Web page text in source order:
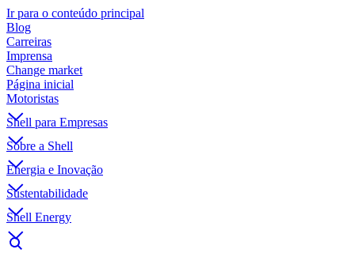
Ir para o conteúdo principal
Blog
Carreiras
Imprensa
Change market
Página inicial
Motoristas
Shell para Empresas
Sobre a Shell
Energia e Inovação
Sustentabilidade
Shell Energy